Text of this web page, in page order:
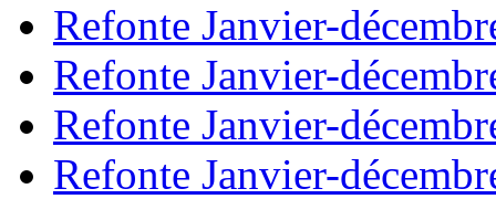
Refonte Janvier-
Refonte Janvier-
Refonte Janvier-
Refonte Janvier-